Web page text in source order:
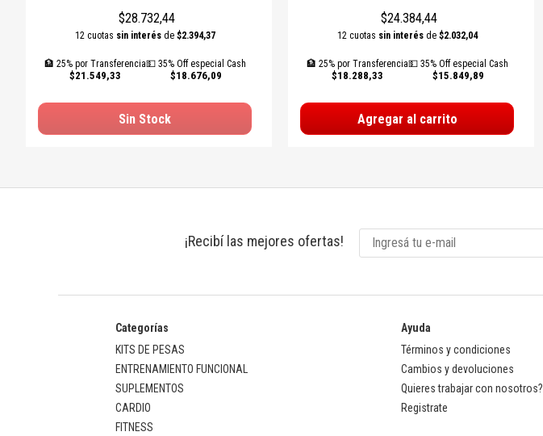
$28.732,44
12 cuotas sin interésde $2.394,37
🏦 25% por Transferencia
$21.549,33
💵 35% Off especial Cash
$18.676,09
Sin Stock
$24.384,44
12 cuotas sin interésde $2.032,04
🏦 25% por Transferencia
$18.288,33
💵 35% Off especial Cash
$15.849,89
Agregar al carrito
¡Recibí las mejores ofertas!
Categorías
KITS DE PESAS
ENTRENAMIENTO FUNCIONAL
SUPLEMENTOS
CARDIO
FITNESS
Ayuda
Términos y condiciones
Cambios y devoluciones
Quieres trabajar con nosotros?
Registrate